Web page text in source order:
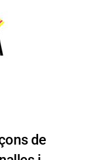
de